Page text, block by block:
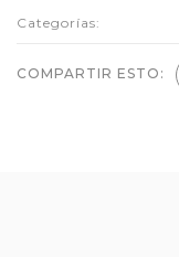
Categorías:
COMPARTIR ESTO: